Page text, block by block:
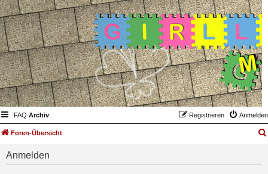
FAQ Archiv Anmelden
Registrieren
Foren-Übersicht
Anmelden